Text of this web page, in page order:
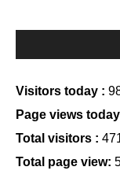
Visitors today :
Page views
Total visitors :
Total page view: